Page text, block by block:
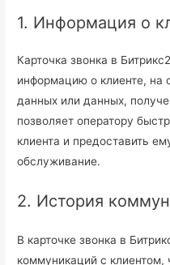
1. Информация о
Карточка звонка в
информацию о клиенте, на
данных или данных,
позволяет оператору
клиента и предоставить
обслуживание.
2. История
В карточке звонка в
коммуникаций с клиентом,